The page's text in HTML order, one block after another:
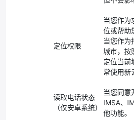
定位权限
当您作为
位或帮助
当您作为
城市，按
定位当前
常使用新
读取电话状态
（仅安卓系统）
当您同意
IMSA、
他功能。